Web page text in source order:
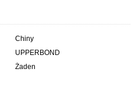
Chiny
UPPERBOND
Żaden